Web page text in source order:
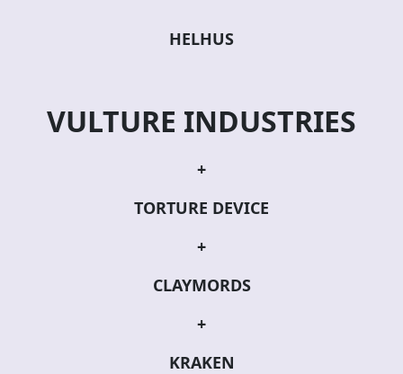
HELHUS
VULTURE INDUSTRIES
+
TORTURE DEVICE
+
CLAYMORDS
+
KRAKEN